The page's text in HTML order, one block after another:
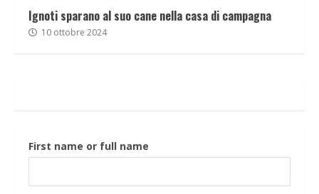
Ignoti sparano al suo cane nella casa di campagna
10 ottobre 2024
First name or full name